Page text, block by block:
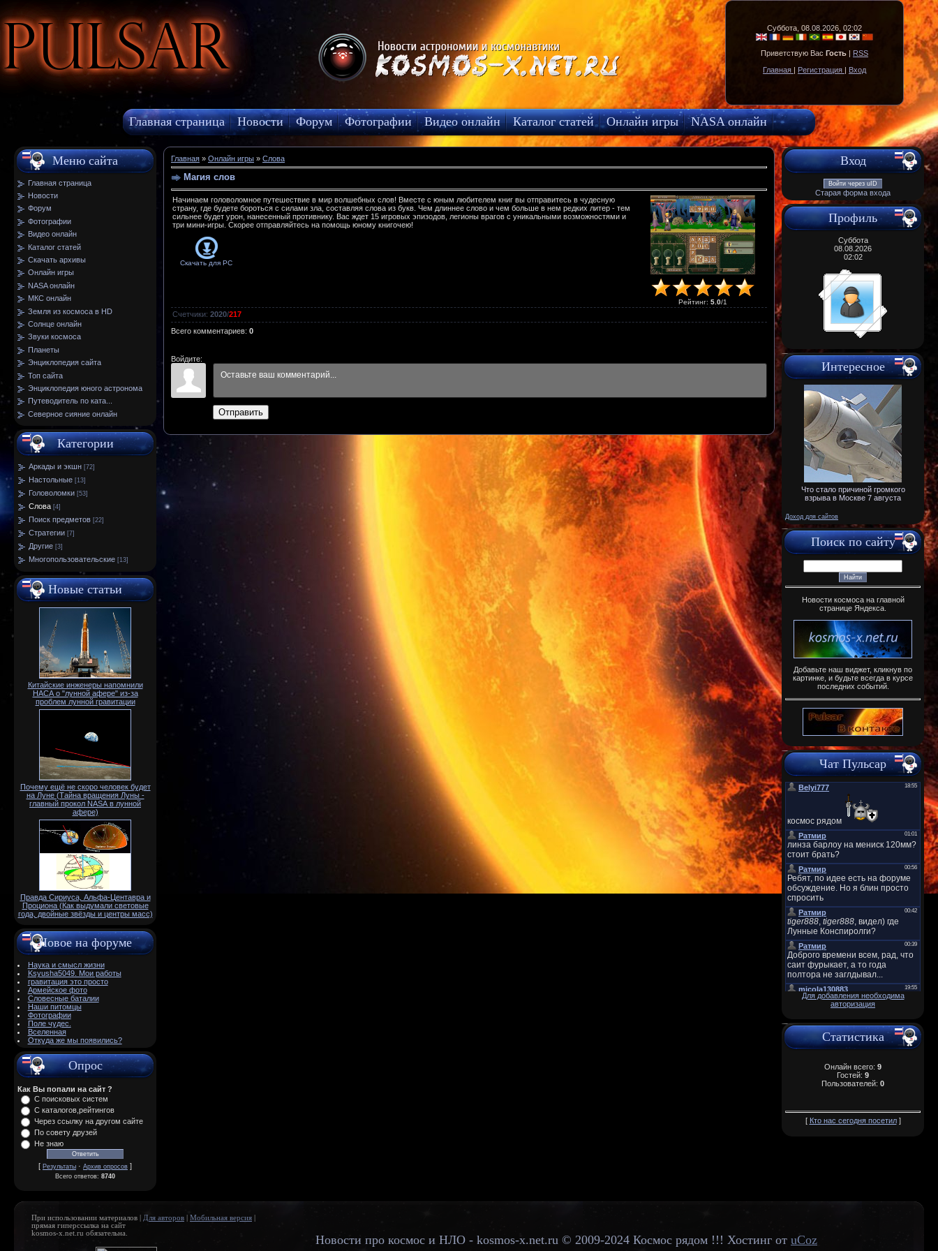
Pulsar Суббота, 08.08.2026, 02:02
Приветствую Вас Гость | RSS
Главная | Регистрация | Вход
Главная страница Новости Форум Фотографии Видео онлайн Каталог статей Онлайн игры
NASA онлайн
МКС онлайн
Меню сайта
Главная страница
Новости
Форум
Фотографии
Видео онлайн
Каталог статей
Скачать архивы
Онлайн игры
NASA онлайн
МКС онлайн
Земля из космоса в HD
Солнце онлайн
Звуки космоса
Планеты
Энциклопедия сайта
Топ сайта
Энциклопедия юного астронома
Путеводитель по ката...
Северное сияние онлайн
Категории
Аркады и экшн [72]
Настольные [13]
Головоломки [53]
Слова [4]
Поиск предметов [22]
Стратегии [7]
Другие [3]
Многопользовательские [13]
Новые статьи
Китайские инженеры напомнили
НАСА о "лунной афере" из-за
проблем лунной гравитации
Почему ещё не скоро человек будет
на Луне (Тайна вращения Луны -
главный прокол NАSА в лунной
афере)
Правда Сириуса, Альфа-Центавра и
Проциона (Как выдумали световые
года, двойные звёзды и центры масс)
Новое на форуме
Наука и смысл жизни
Ksyusha5049. Мои работы
гравитация это просто
Армейское фото
Словесные баталии
Наши питомцы
Фотографии
Поле чудес.
Вселенная
Откуда же мы появились?
Опрос
Как Вы попали на сайт ?
С поисковых систем
С каталогов,рейтингов
Через ссылку на другом сайте
По совету друзей
Не знаю
[ Результаты · Архив опросов ]
Всего ответов: 8740
Главная » Онлайн игры » Слова
Магия слов
Начинаем головоломное путешествие в мир волшебных слов! Вместе с юным любителем книг вы отправитесь в чудесную
страну, где будете бороться с силами зла, составляя слова из букв. Чем длиннее слово и чем больше в нем редких литер - тем
сильнее будет урон, нанесенный противнику. Вас ждет 15 игровых эпизодов, легионы врагов с уникальными возможностями и
три мини-игры. Скорее отправляйтесь на помощь юному книгочею!
Скачать для PC
Рейтинг: 5.0/1
Счетчики: 2020/217
Всего комментариев: 0
Войдите:
Отправить
Вход
Войти через uID
Старая форма входа
Профиль
Суббота
08.08.2026
02:02
Интересное
Что стало причиной громкого
взрыва в Москве 7 августа
Доход для сайтов
Поиск по сайту
Новости космоса на главной
странице Яндекса.
Добавьте наш виджет, кликнув по
картинке, и будьте всегда в курсе
последних событий.
Чат Пульсар
Для добавления необходима
авторизация
Статистика
Онлайн всего: 9
Гостей: 9
Пользователей: 0
[ Кто нас сегодня посетил]
При использовании материалов | Для авторов Мобильная версия
прямая гиперссылка на сайт
kosmos-x.net.ru обязательна.
Новости про космос и НЛО - kosmos-x.net.ru © 2009-2024 Космос рядом !!! Хостинг от uCoz